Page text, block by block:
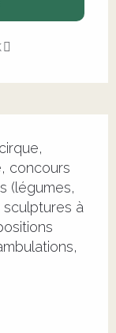
concours
(légumes,
sculptures à